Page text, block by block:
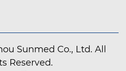
Sunmed Co., Ltd. All
Reserved.